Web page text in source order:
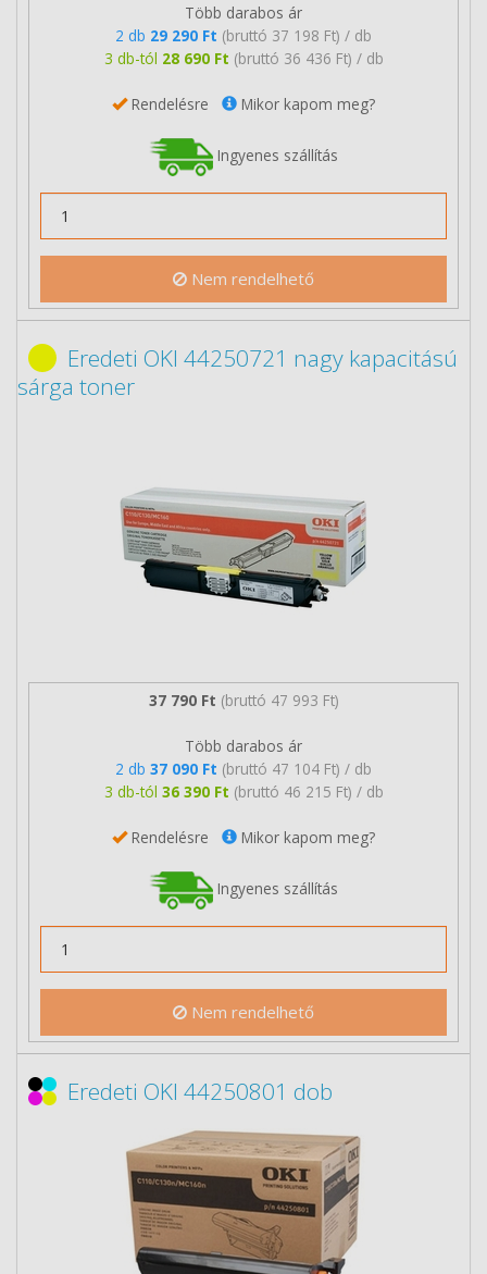
Több darabos ár
2 db 29 290 Ft (bruttó 37 198 Ft) / db
3 db-tól 28 690 Ft (bruttó 36 436 Ft) / db
Rendelésre Mikor kapom meg?
Ingyenes szállítás
Nem rendelhető
Eredeti OKI 44250721 nagy kapacitású
sárga toner
37 790 Ft (bruttó 47 993 Ft)
Több darabos ár
2 db 37 090 Ft (bruttó 47 104 Ft) / db
3 db-tól 36 390 Ft (bruttó 46 215 Ft) / db
Rendelésre Mikor kapom meg?
Ingyenes szállítás
Nem rendelhető
Eredeti OKI 44250801 dob